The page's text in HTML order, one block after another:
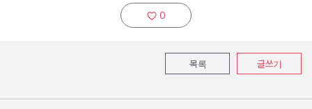
추천하기:
0
목록 글쓰기